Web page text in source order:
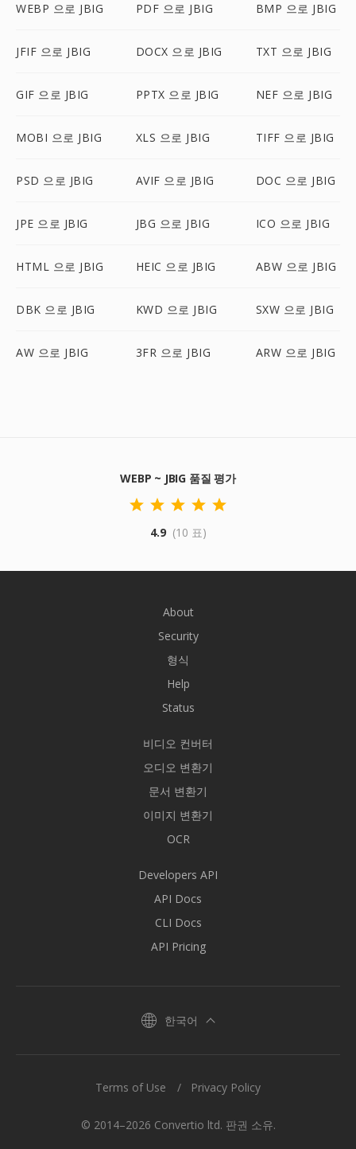
WEBP 으로 JBIG PDF 으로 JBIG BMP 으로 JBIG
JFIF 으로 JBIG DOCX 으로 JBIG TXT 으로 JBIG
GIF 으로 JBIG PPTX 으로 JBIG NEF 으로 JBIG
MOBI 으로 JBIG XLS 으로 JBIG TIFF 으로 JBIG
PSD 으로 JBIG AVIF 으로 JBIG DOC 으로 JBIG
JPE 으로 JBIG JBG 으로 JBIG ICO 으로 JBIG
HTML 으로 JBIG HEIC 으로 JBIG ABW 으로 JBIG
DBK 으로 JBIG KWD 으로 JBIG SXW 으로 JBIG
AW 으로 JBIG 3FR 으로 JBIG ARW 으로 JBIG
WEBP ~ JBIG 품질 평가
4.9 (10 표)
About
Security
형식
Help
Status
비디오 컨버터
오디오 변환기
문서 변환기
이미지 변환기
OCR
Developers API
API Docs
CLI Docs
API Pricing
한국어
© 2014–2026 Convertio ltd. 판권 소유.
Terms of Use Privacy Policy